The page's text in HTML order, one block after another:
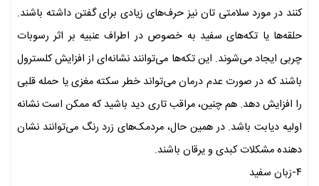
کنند در مورد سلامتی تان نیز حرف‌های زیادی برای گفتن داشته باشند.
حلقه‌ها یا تکه‌های سفید به خصوص در اطراف عنبیه بر اثر رسوبات
چربی ایجاد می‌شوند. این تکه‌ها می‌توانند نشانه‌ای از افزایش کلسترول
باشند که در صورت عدم درمان می‌تواند خطر سکته مغزی یا حمله قلبی
را افزایش دهد. هم چنین، مراقب تاری دید باشید که ممکن است نشانه
اولیه دیابت باشد. در همین حال، مردمک‌های زرد رنگ می‌توانند نشان
دهنده مشکلات کبدی و یرقان باشند.
۴-زبان سفید